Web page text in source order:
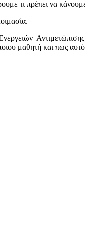
τι πρέπει να
μαθητή και πως